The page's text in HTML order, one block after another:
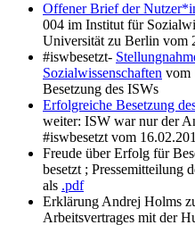
Offener Brief der
004 im Institut für
Universität zu Berlin vom
#iswbesetzt-
Sozialwissenschaften vom
Besetzung des ISWs
Erfolgreiche Besetzung
weiter: ISW war nur der
#iswbesetzt vom
Freude über Erfolg für
besetzt ; Pressemitteilung
als .pdf
Erklärung Andrej Holms
Arbeitsvertrages mit der